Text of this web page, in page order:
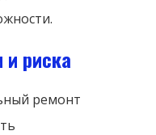
и риска
ремонт